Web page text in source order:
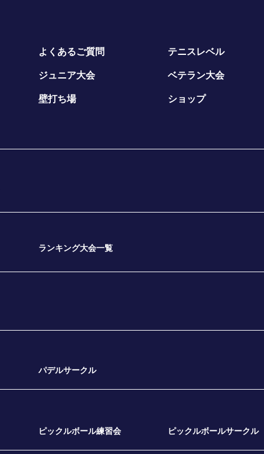
よくあるご質問 テニスレベル
ジュニア大会 ベテラン大会
壁打ち場 ショップ
ランキング大会一覧
パデルサークル
ピックルボール練習会 ピックルボールサークル